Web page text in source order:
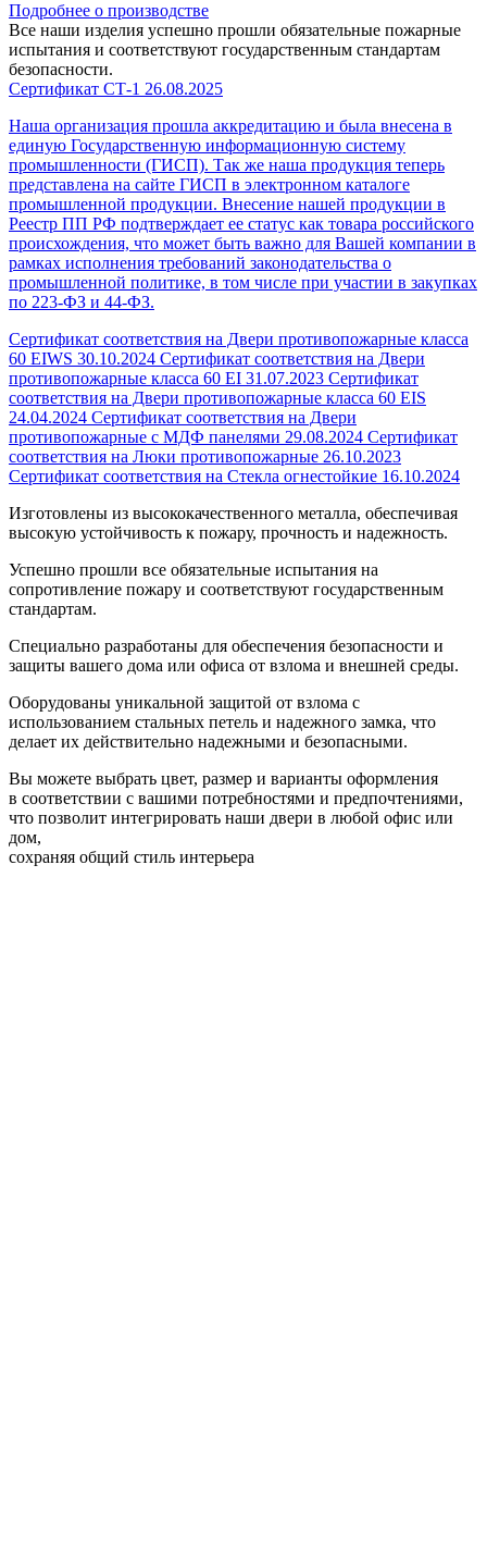
Подробнее о производстве
Все наши изделия успешно прошли обязательные пожарные
испытания и соответствуют государственным стандартам
безопасности.
Сертификат СТ-1 26.08.2025
Наша организация прошла аккредитацию и была внесена в
единую Государственную информационную систему
промышленности (ГИСП). Так же наша продукция теперь
представлена на сайте ГИСП в электронном каталоге
промышленной продукции. Внесение нашей продукции в
Реестр ПП РФ подтверждает ее статус как товара российского
происхождения, что может быть важно для Вашей компании в
рамках исполнения требований законодательства о
промышленной политике, в том числе при участии в закупках
по 223-ФЗ и 44-ФЗ.
Сертификат соответствия на Двери противопожарные класса
60 EIWS 30.10.2024 Сертификат соответствия на Двери
противопожарные класса 60 EI 31.07.2023 Сертификат
соответствия на Двери противопожарные класса 60 EIS
24.04.2024 Сертификат соответствия на Двери
противопожарные с МДФ панелями 29.08.2024 Сертификат
соответствия на Люки противопожарные 26.10.2023
Сертификат соответствия на Стекла огнестойкие 16.10.2024
Изготовлены из высококачественного металла, обеспечивая
высокую устойчивость к пожару, прочность и надежность.
Успешно прошли все обязательные испытания на
сопротивление пожару и соответствуют государственным
стандартам.
Специально разработаны для обеспечения безопасности и
защиты вашего дома или офиса от взлома и внешней среды.
Оборудованы уникальной защитой от взлома с
использованием стальных петель и надежного замка, что
делает их действительно надежными и безопасными.
Вы можете выбрать цвет, размер и варианты оформления
в соответствии с вашими потребностями и предпочтениями,
что позволит интегрировать наши двери в любой офис или
дом,
сохраняя общий стиль интерьера